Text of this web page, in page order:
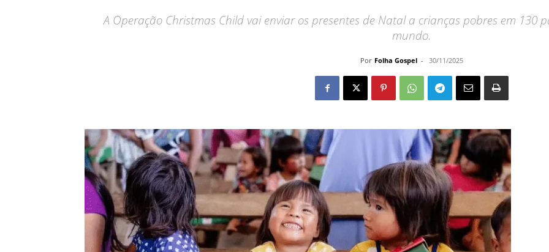
A Operação Christmas Child vai enviar os presentes de Natal a crianças pobres em 130
mundo.
Por Folha Gospel - 30/11/2025